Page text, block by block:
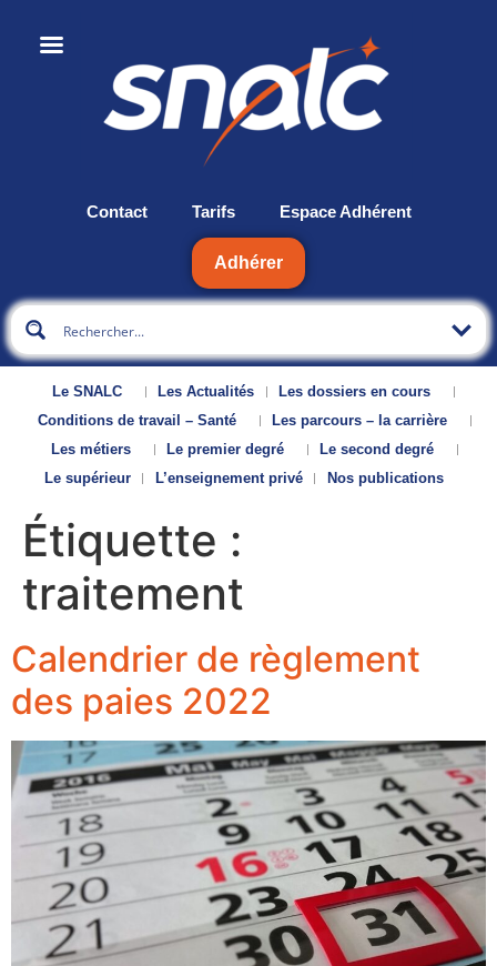
Contact Tarifs Espace Adhérent
Adhérer
Le SNALC Les Actualités
Les dossiers en cours
Conditions de travail – Santé
Les parcours – la carrière
Les métiers
Le premier degré
Le second degré
Le supérieur
L’enseignement privé Nos publications
Étiquette :
traitement
Calendrier de règlement
des paies 2022